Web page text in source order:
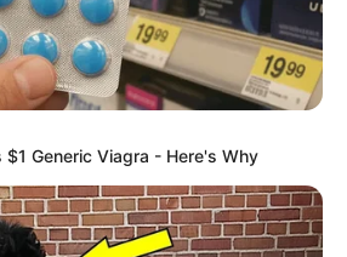
Generic Viagra - Here's Why